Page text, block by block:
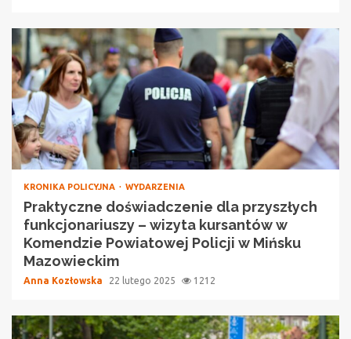
KRONIKA POLICYJNA WYDARZENIA
Praktyczne doświadczenie dla przyszłych
funkcjonariuszy – wizyta kursantów w
Komendzie Powiatowej Policji w Mińsku
Mazowieckim
Anna Kozłowska 22 lutego 2025 1212